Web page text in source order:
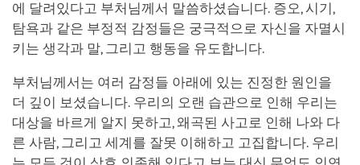
에 달려있다고 부처님께서 말씀하셨습니다. 증오, 시기,
탐욕과 같은 부정적 감정들은 궁극적으로 자신을 자멸시
키는 생각과 말, 그리고 행동을 유도합니다.
부처님께서는 여러 감정들 아래에 있는 진정한 원인을
더 깊이 보셨습니다. 우리의 오랜 습관으로 인해 우리는
대상을 바르게 알지 못하고, 왜곡된 사고로 인해 나와 다
른 사람, 그리고 세계를 잘못 이해하고 고집합니다. 우리